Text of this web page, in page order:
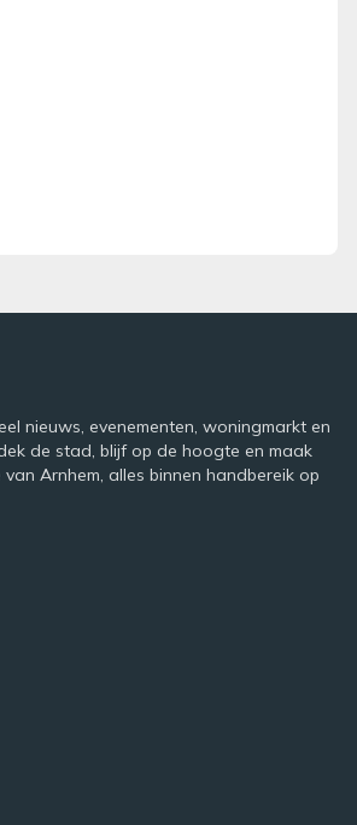
nieuws, evenementen, woningmarkt en
de stad, blijf op de hoogte en maak
Arnhem, alles binnen handbereik op